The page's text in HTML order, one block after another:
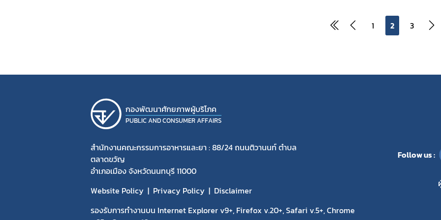
1 2 3
กองพัฒนาศักยภาพผู้บริโภค
PUBLIC AND CONSUMER AFFAIRS
สำนักงานคณะกรรมการอาหารและยา : 88/24 ถนนติวานนท์ ตำบล
ตลาดขวัญ
อำเภอเมือง จังหวัดนนทบุรี 11000
Website Policy
Privacy Policy
Disclaimer
รองรับการทำงานบน Internet Explorer v9+, Firefox v.20+, Safari v.5+, Chrome
Follow us :